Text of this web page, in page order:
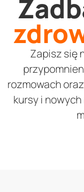
Zapisz się
rozmowach
kursy i